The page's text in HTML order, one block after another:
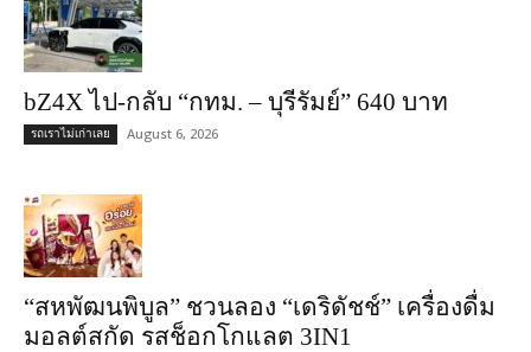
bZ4X ไป-กลับ “กทม. – บุรีรัมย์” 640 บาท
รถเราไม่เก่าเลย August 6, 2026
“สหพัฒนพิบูล” ชวนลอง “เดริดัชช์” เครื่องดื่ม
มอลต์สกัด รสช็อกโกแลต 3IN1